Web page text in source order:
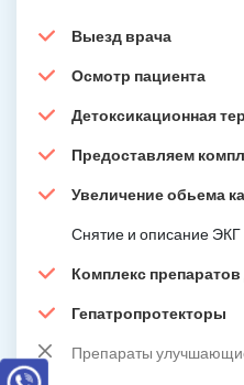
Выезд врача
Осмотр пациента
Детоксикационная
Предоставляем
Увеличение обьема
Снятие и описание ЭКГ
Комплекс
Гепатропротекторы
Препараты